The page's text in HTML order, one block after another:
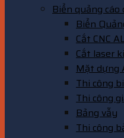
Biển quảng cáo
Biển
Cắt CNC
Cắt laser
Mặt dựng
Thi công
Thi công
Bảng vẫy
Thi công